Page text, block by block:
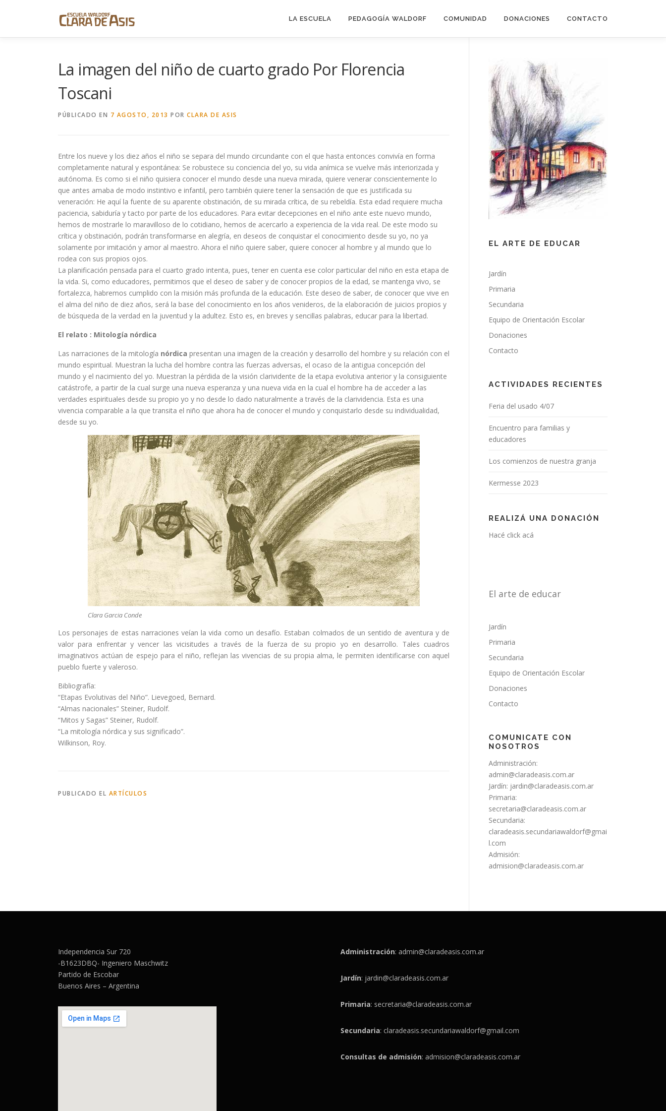
LA ESCUELA PEDAGOGÍA WALDORF COMUNIDAD DONACIONES CONTACTO
La imagen del niño de cuarto grado Por Florencia
Toscani
PÚBLICADO EN 7 AGOSTO, 2013 POR CLARA DE ASIS
Entre los nueve y los diez años el niño se separa del mundo circundante con el que hasta entonces convivía en forma
completamente natural y espontánea: Se robustece su conciencia del yo, su vida anímica se vuelve más interiorizada y
autónoma. Es como si el niño quisiera conocer el mundo desde una nueva mirada, quiere venerar conscientemente lo
que antes amaba de modo instintivo e infantil, pero también quiere tener la sensación de que es justificada su
veneración: He aquí la fuente de su aparente obstinación, de su mirada crítica, de su rebeldía. Esta edad requiere mucha
paciencia, sabiduría y tacto por parte de los educadores. Para evitar decepciones en el niño ante este nuevo mundo,
hemos de mostrarle lo maravilloso de lo cotidiano, hemos de acercarlo a experiencia de la vida real. De este modo su
crítica y obstinación, podrán transformarse en alegría, en deseos de conquistar el conocimiento desde su yo, no ya
solamente por imitación y amor al maestro. Ahora el niño quiere saber, quiere conocer al hombre y al mundo que lo
rodea con sus propios ojos.
La planificación pensada para el cuarto grado intenta, pues, tener en cuenta ese color particular del niño en esta etapa de
la vida. Si, como educadores, permitimos que el deseo de saber y de conocer propios de la edad, se mantenga vivo, se
fortalezca, habremos cumplido con la misión más profunda de la educación. Este deseo de saber, de conocer que vive en
el alma del niño de diez años, será la base del conocimiento en los años venideros, de la elaboración de juicios propios y
de búsqueda de la verdad en la juventud y la adultez. Esto es, en breves y sencillas palabras, educar para la libertad.
El relato : Mitología nórdica
Las narraciones de la mitología nórdica presentan una imagen de la creación y desarrollo del hombre y su relación con el
mundo espiritual. Muestran la lucha del hombre contra las fuerzas adversas, el ocaso de la antigua concepción del
mundo y el nacimiento del yo. Muestran la pérdida de la visión clarividente de la etapa evolutiva anterior y la consiguiente
catástrofe, a partir de la cual surge una nueva esperanza y una nueva vida en la cual el hombre ha de acceder a las
verdades espirituales desde su propio yo y no desde lo dado naturalmente a través de la clarividencia. Esta es una
vivencia comparable a la que transita el niño que ahora ha de conocer el mundo y conquistarlo desde su individualidad,
desde su yo.
Clara Garcia Conde
Los personajes de estas narraciones veían la vida como un desafío. Estaban colmados de un sentido de aventura y de
valor para enfrentar y vencer las vicisitudes a través de la fuerza de su propio yo en desarrollo. Tales cuadros
imaginativos actúan de espejo para el niño, reflejan las vivencias de su propia alma, le permiten identificarse con aquel
pueblo fuerte y valeroso.
Bibliografía:
“Etapas Evolutivas del Niño”. Lievegoed, Bernard.
“Almas nacionales” Steiner, Rudolf.
“Mitos y Sagas” Steiner, Rudolf.
“La mitología nórdica y sus significado”.
Wilkinson, Roy.
PUBLICADO EL ARTÍCULOS
EL ARTE DE EDUCAR
Jardín
Primaria
Secundaria
Equipo de Orientación Escolar
Donaciones
Contacto
ACTIVIDADES RECIENTES
Feria del usado 4/07
Encuentro para familias y
educadores
Los comienzos de nuestra granja
Kermesse 2023
REALIZÁ UNA DONACIÓN
Hacé click acá
El arte de educar
Jardín
Primaria
Secundaria
Equipo de Orientación Escolar
Donaciones
Contacto
COMUNICATE CON
NOSOTROS
Administración:
admin@claradeasis.com.ar
Jardín: jardin@claradeasis.com.ar
Primaria:
secretaria@claradeasis.com.ar
Secundaria:
claradeasis.secundariawaldorf@gmai
l.com
Admisión:
admision@claradeasis.com.ar
Independencia Sur 720
-B1623DBQ- Ingeniero Maschwitz
Partido de Escobar
Buenos Aires – Argentina
Administración: admin@claradeasis.com.ar
Jardín: jardin@claradeasis.com.ar
Primaria: secretaria@claradeasis.com.ar
Secundaria: claradeasis.secundariawaldorf@gmail.com
Consultas de admisión: admision@claradeasis.com.ar